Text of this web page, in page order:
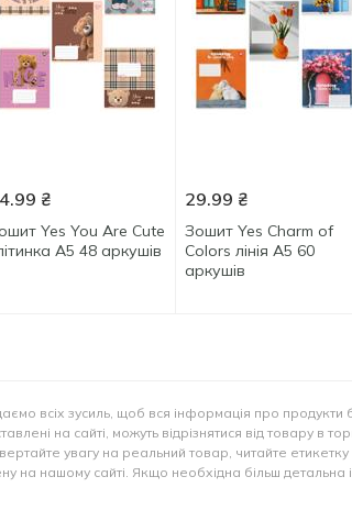
₴
Yes You Are Cute
А5 48 аркушів
29.99 ₴
Зошит Yes Charm of
Colors лінія А5 60
аркушів
всіх зусиль, щоб вся інформація про продукти
на сайті, можуть відрізнятися від товару в
увагу на реальний товар, читайте
на нашому сайті. Якщо необхідна більш детальна